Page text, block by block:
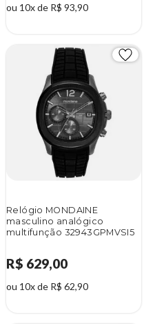
ou 10x de R$ 93,90
Relógio MONDAINE
masculino analógico
multifunção 32943GPMVSI5
R$ 629,00
ou 10x de R$ 62,90